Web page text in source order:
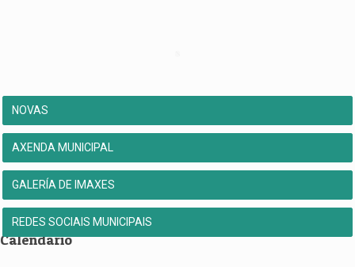
NOVAS
AXENDA MUNICIPAL
GALERÍA DE IMAXES
REDES SOCIAIS MUNICIPAIS
Calendario